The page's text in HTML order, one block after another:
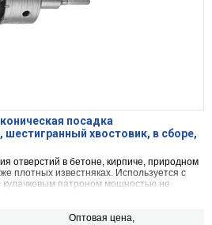
посадка
хвостовик, в сборе,
отверстий в бетоне, кирпиче, природном
плотных известняках. Используется с
патроном мощностью не
Оптовая цена,